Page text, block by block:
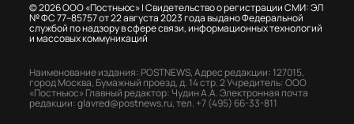
© 2026 ООО «Постньюс» |Свидетельство о регистрации СМИ: ЭЛ
№ ФС 77–85757 от 22 августа 2023 года выдано Федеральной
службой по надзору в сфере связи, информационных технологий
и массовых коммуникаций
Наименование издания: POSTNEWS,Адрес редакции: 127015,
город Москва, Бумажный проезд, д. 14 стр. 2Учредитель: ООО
«Постньюс» Главный редактор: Чудин А.А.Электронная почта
редакции:glavred@postnews.ru,тел. +7 (495) 66-33-811